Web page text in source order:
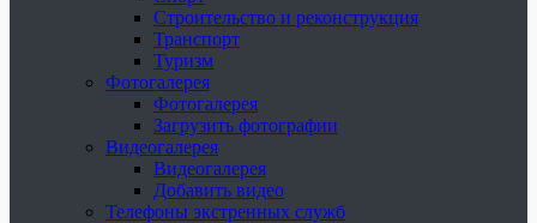
Строительство и реконструкция
Транспорт
Туризм
Фотогалерея
Фотогалерея
Загрузить фотографии
Видеогалерея
Видеогалерея
Добавить видео
Телефоны экстренных служб